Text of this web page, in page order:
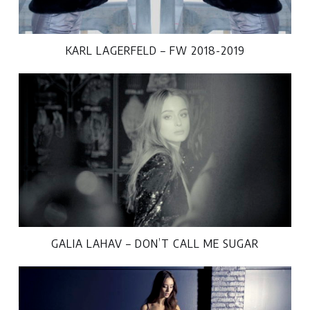
KARL LAGERFELD – FW 2018-2019
GALIA LAHAV – DON’T CALL ME SUGAR